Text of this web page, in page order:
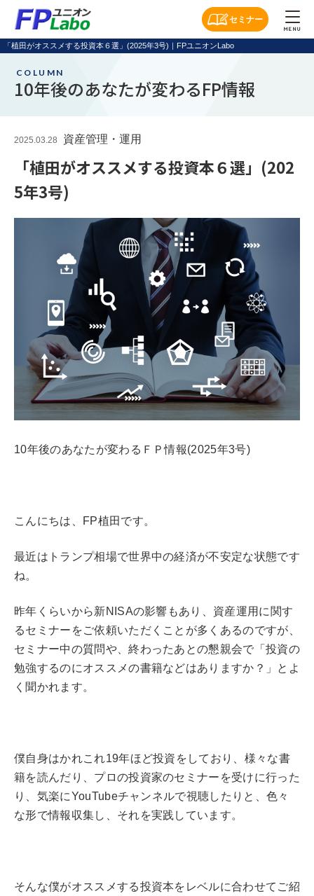
セミナー
MENU
「植田がオススメする投資本６選」(2025年3号)｜FPユニオンLabo
COLUMN
10年後のあなたが変わるFP情報
2025.03.28 資産管理・運用
「植田がオススメする投資本６選」(202
5年3号)
10年後のあなたが変わるＦＰ情報(2025年3号)
こんにちは、FP植田です。
最近はトランプ相場で世界中の経済が不安定な状態です
ね。
昨年くらいから新NISAの影響もあり、資産運用に関す
るセミナーをご依頼いただくことが多くあるのですが、
セミナー中の質問や、終わったあとの懇親会で「投資の
勉強するのにオススメの書籍などはありますか？」とよ
く聞かれます。
僕自身はかれこれ19年ほど投資をしており、様々な書
籍を読んだり、プロの投資家のセミナーを受けに行った
り、気楽にYouTubeチャンネルで視聴したりと、色々
な形で情報収集し、それを実践しています。
そんな僕がオススメする投資本をレベルに合わせてご紹